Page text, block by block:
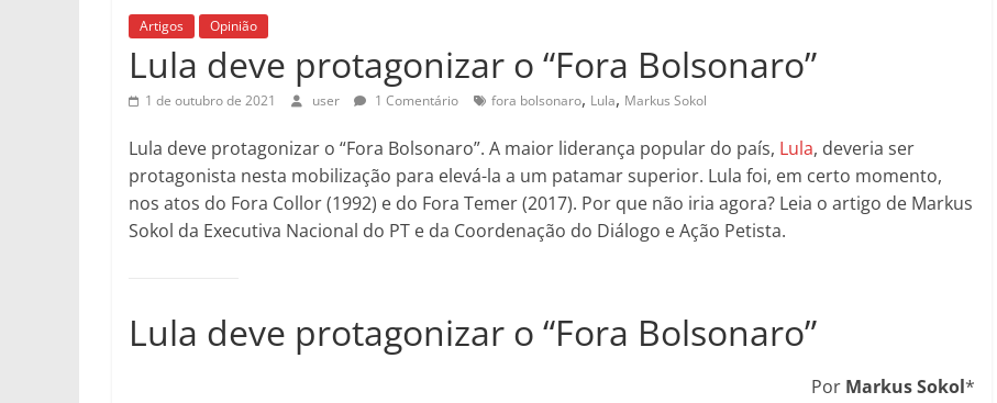
Artigos Opinião
Lula deve protagonizar o “Fora Bolsonaro”
1 de outubro de 2021 user 1 Comentário fora bolsonaro, Lula, Markus Sokol
Lula deve protagonizar o “Fora Bolsonaro”. A maior liderança popular do país, Lula, deveria ser
protagonista nesta mobilização para elevá-la a um patamar superior. Lula foi, em certo momento,
nos atos do Fora Collor (1992) e do Fora Temer (2017). Por que não iria agora? Leia o artigo de Markus
Sokol da Executiva Nacional do PT e da Coordenação do Diálogo e Ação Petista.
Lula deve protagonizar o “Fora Bolsonaro”
Por Markus Sokol*